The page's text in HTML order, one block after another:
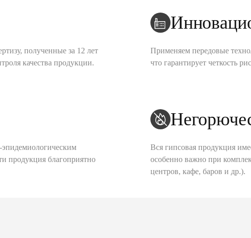
полученные за 12 лет
качества продукции.
Применяем передовые
что гарантирует четкость
продукция благоприятно
Вся гипсовая продукция
особенно важно при
центров, кафе, баров и др.).